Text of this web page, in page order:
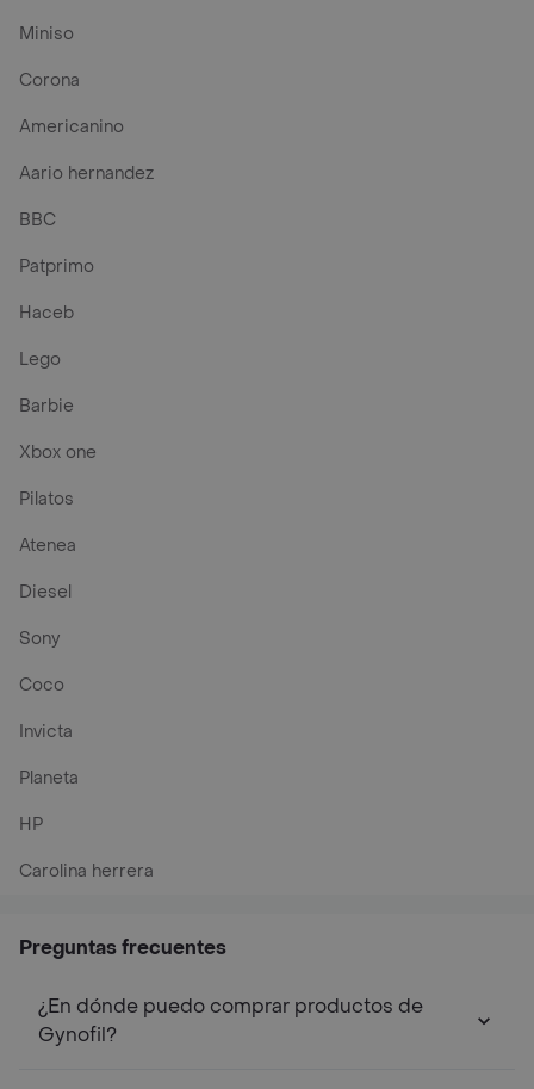
Miniso
Corona
Americanino
Aario hernandez
BBC
Patprimo
Haceb
Lego
Barbie
Xbox one
Pilatos
Atenea
Diesel
Sony
Coco
Invicta
Planeta
HP
Carolina herrera
Preguntas frecuentes
¿En dónde puedo comprar productos de
Gynofil?